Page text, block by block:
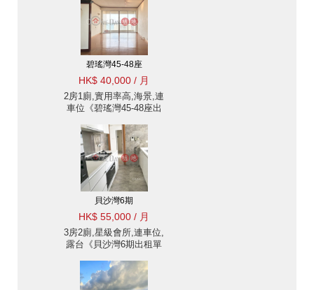
碧瑤灣45-48座
HK$ 40,000 / 月
2房1廁,實用率高,海景,連
車位《碧瑤灣45-48座出
貝沙灣6期
HK$ 55,000 / 月
3房2廁,星級會所,連車位,
露台《貝沙灣6期出租單